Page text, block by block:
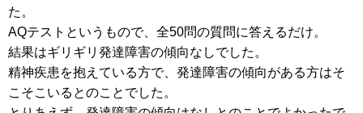
た。
AQテストというもので、全50問の質問に答えるだけ。
結果はギリギリ発達障害の傾向なしでした。
精神疾患を抱えている方で、発達障害の傾向がある方はそ
こそこいるとのことでした。